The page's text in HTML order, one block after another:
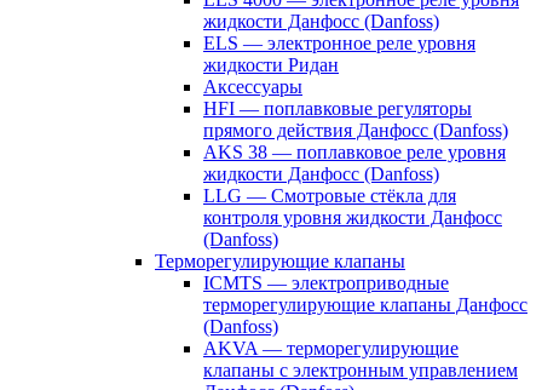
жидкости Данфосс (Danfoss)
ELS — электронное реле уровня
жидкости Ридан
Аксессуары
HFI — поплавковые регуляторы
прямого действия Данфосс (Danfoss)
AKS 38 — поплавковое реле уровня
жидкости Данфосс (Danfoss)
LLG — Смотровые стёкла для
контроля уровня жидкости Данфосс
(Danfoss)
Терморегулирующие клапаны
ICMTS — электроприводные
терморегулирующие клапаны Данфосс
(Danfoss)
AKVA — терморегулирующие
клапаны с электронным управлением